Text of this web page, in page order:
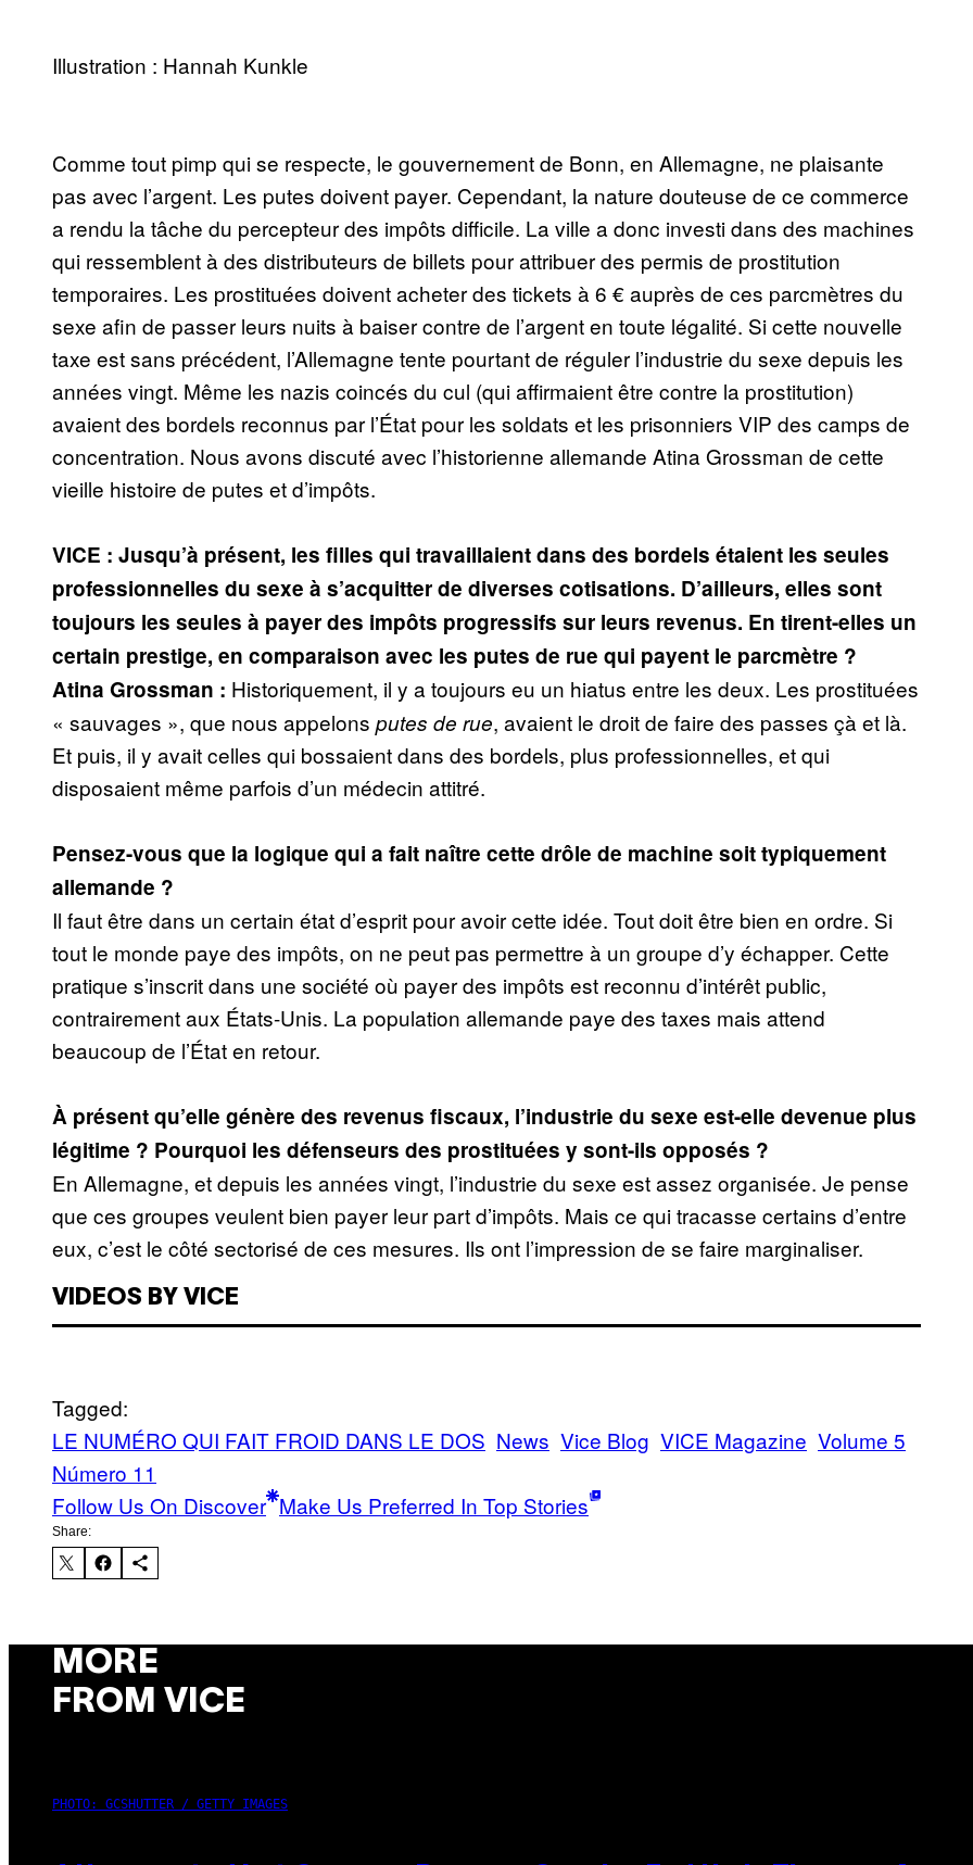
Illustration : Hannah Kunkle
Comme tout pimp qui se respecte, le gouvernement de Bonn, en Allemagne, ne plaisante
pas avec l’argent. Les putes doivent payer. Cependant, la nature douteuse de ce commerce
a rendu la tâche du percepteur des impôts difficile. La ville a donc investi dans des machines
qui ressemblent à des distributeurs de billets pour attribuer des permis de prostitution
temporaires. Les prostituées doivent acheter des tickets à 6 € auprès de ces parcmètres du
sexe afin de passer leurs nuits à baiser contre de l’argent en toute légalité. Si cette nouvelle
taxe est sans précédent, l’Allemagne tente pourtant de réguler l’industrie du sexe depuis les
années vingt. Même les nazis coincés du cul (qui affirmaient être contre la prostitution)
avaient des bordels reconnus par l’État pour les soldats et les prisonniers VIP des camps de
concentration. Nous avons discuté avec l’historienne allemande Atina Grossman de cette
vieille histoire de putes et d’impôts.
VICE : Jusqu’à présent, les filles qui travaillaient dans des bordels étaient les seules
professionnelles du sexe à s’acquitter de diverses cotisations. D’ailleurs, elles sont
toujours les seules à payer des impôts progressifs sur leurs revenus. En tirent-elles un
certain prestige, en comparaison avec les putes de rue qui payent le parcmètre ?
Atina Grossman : Historiquement, il y a toujours eu un hiatus entre les deux. Les prostituées
« sauvages », que nous appelons putes de rue, avaient le droit de faire des passes çà et là.
Et puis, il y avait celles qui bossaient dans des bordels, plus professionnelles, et qui
disposaient même parfois d’un médecin attitré.
Pensez-vous que la logique qui a fait naître cette drôle de machine soit typiquement
allemande ?
Il faut être dans un certain état d’esprit pour avoir cette idée. Tout doit être bien en ordre. Si
tout le monde paye des impôts, on ne peut pas permettre à un groupe d’y échapper. Cette
pratique s’inscrit dans une société où payer des impôts est reconnu d’intérêt public,
contrairement aux États-Unis. La population allemande paye des taxes mais attend
beaucoup de l’État en retour.
À présent qu’elle génère des ­revenus fiscaux, l’industrie du sexe est-elle devenue plus
légitime ? Pourquoi les défenseurs des prostituées y sont-ils opposés ?
En Allemagne, et depuis les ­années vingt, l’industrie du sexe est assez organisée. Je pense
que ces groupes veulent bien payer leur part d’impôts. Mais ce qui tracasse certains d’entre
eux, c’est le côté sectorisé de ces mesures. Ils ont l’impression de se faire marginaliser.
VIDEOS BY VICE
Tagged:
LE NUMÉRO QUI FAIT FROID DANS LE DOS News Vice Blog VICE Magazine Volume 5
Número 11
Follow Us On Discover Make Us Preferred In Top Stories
Share:
MORE
FROM VICE
PHOTO: GCSHUTTER / GETTY IMAGES